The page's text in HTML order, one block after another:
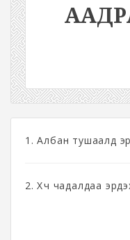
1. Албан тушаалд
2. Хүч чадалдаа